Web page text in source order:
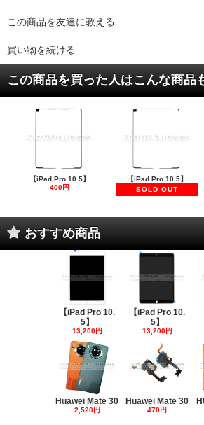
この商品を友達に教える
買い物を続ける
この商品を買った人はこんな商品
【iPad Pro 10.5】
400円
【iPad Pro 10.5】
SOLD OUT
おすすめ商品
【iPad Pro 10.
5】
13,200円
【iPad Pro 10.
5】
13,200円
Huawei Mate 30
2,520円
Huawei Mate 30
470円